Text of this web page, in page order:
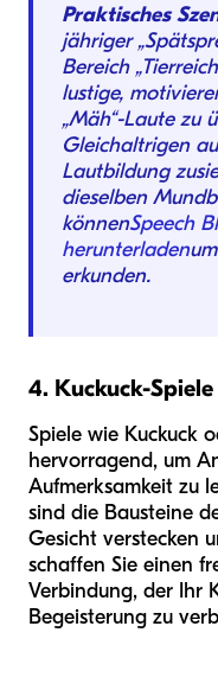
Praktisches
jähriger
Bereich
lustige,
„Mäh“-Laute zu
Gleichaltrigen
Lautbildung
dieselben
könnenSpeech
herunterladen
erkunden.
4. Kuckuck-
Spiele wie Kuckuck
hervorragend, um
Aufmerksamkeit zu
sind die Bausteine
Gesicht verstecken
schaffen Sie einen
Verbindung, der Ihr
Begeisterung zu